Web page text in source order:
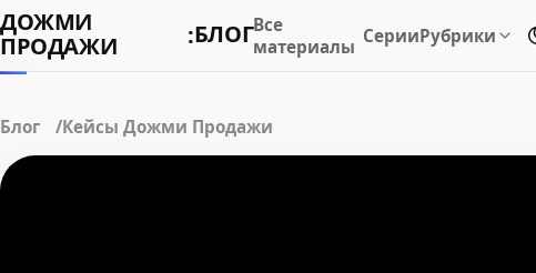
ДОЖМИ
ПРОДАЖИ
:БЛОГВсе
материалы СерииРубрики
Блог Кейсы Дожми Продажи